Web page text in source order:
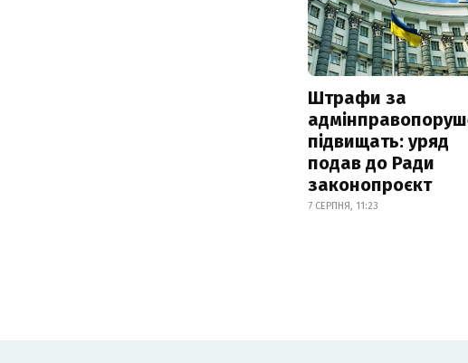
Штрафи за
підвищать: уряд
подав до Ради
законопроєкт
7 СЕРПНЯ, 11:23